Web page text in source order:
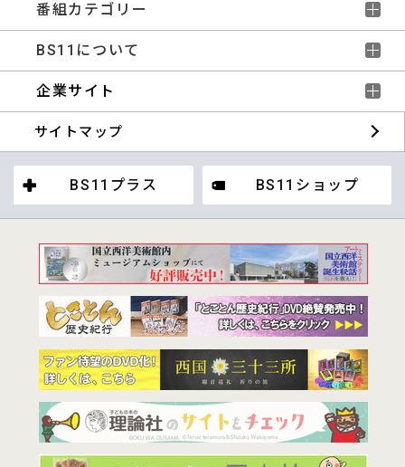
番組カテゴリー
BS11について
企業サイト
サイトマップ
BS11プラス BS11ショップ